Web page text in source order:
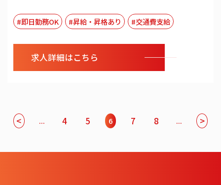
#即日勤務OK #昇給・昇格あり #交通費支給
求人詳細はこちら
< ... 4 5 6 7 8 ... >